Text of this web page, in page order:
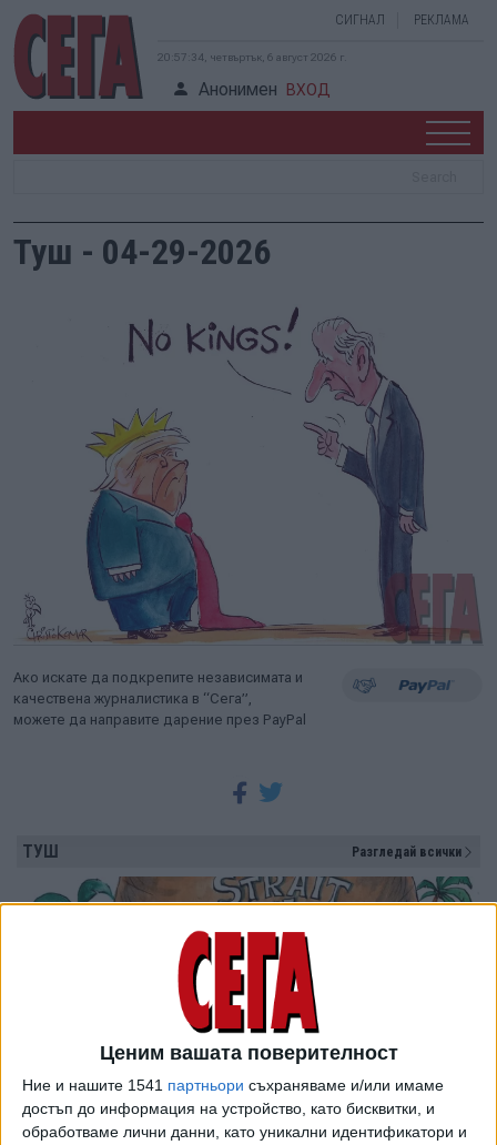
Ценим вашата поверителност
Ние и нашите 1541 партньори съхраняваме и/или имаме
достъп до информация на устройство, като бисквитки, и
обработваме лични данни, като уникални идентификатори и
СИГНАЛ РЕКЛАМА
20:57:34, четвъртък, 6 август 2026 г.
Анонимен ВХОД
Туш - 04-29-2026
Ако искате да подкрепите независимата и
качествена журналистика в “Сега”,
можете да направите дарение през PayPal
ТУШ Разгледай всички